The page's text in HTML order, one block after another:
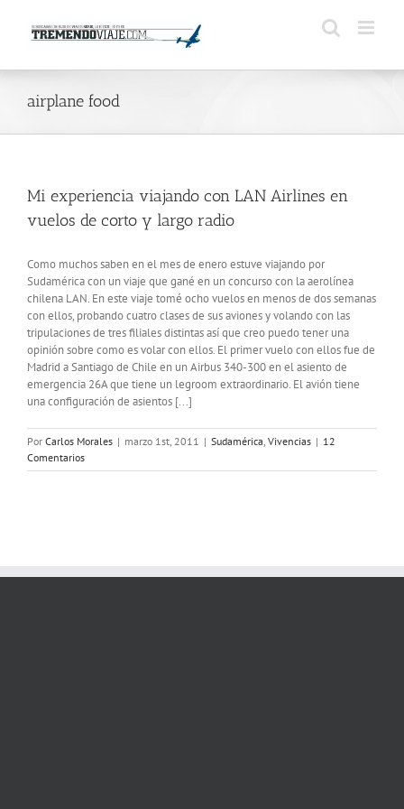
contenido
airplane food
Mi experiencia viajando con LAN Airlines en
vuelos de corto y largo radio
Como muchos saben en el mes de enero estuve viajando por
Sudamérica con un viaje que gané en un concurso con la aerolínea
chilena LAN. En este viaje tomé ocho vuelos en menos de dos semanas
con ellos, probando cuatro clases de sus aviones y volando con las
tripulaciones de tres filiales distintas así que creo puedo tener una
opinión sobre como es volar con ellos. El primer vuelo con ellos fue de
Madrid a Santiago de Chile en un Airbus 340-300 en el asiento de
emergencia 26A que tiene un legroom extraordinario. El avión tiene
una configuración de asientos [...]
Por Carlos Morales | marzo 1st, 2011 | Sudamérica Vivencias | 12
Comentarios